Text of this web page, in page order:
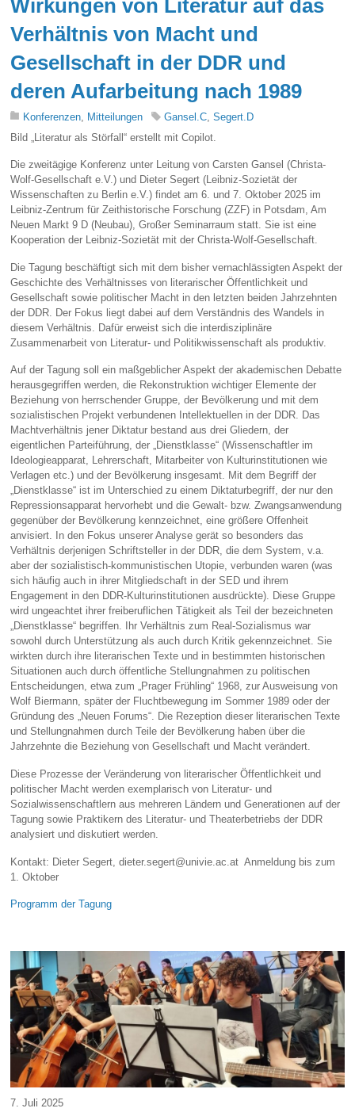
Wirkungen von Literatur auf das
Verhältnis von Macht und
Gesellschaft in der DDR und
deren Aufarbeitung nach 1989
Konferenzen Mitteilungen Gansel.C ,Segert.D
Bild „Literatur als Störfall“ erstellt mit Copilot.
Die zweitägige Konferenz unter Leitung von Carsten Gansel (Christa-
Wolf-Gesellschaft e.V.) und Dieter Segert (Leibniz-Sozietät der
Wissenschaften zu Berlin e.V.) findet am 6. und 7. Oktober 2025 im
Leibniz-Zentrum für Zeithistorische Forschung (ZZF) in Potsdam, Am
Neuen Markt 9 D (Neubau), Großer Seminarraum statt. Sie ist eine
Kooperation der Leibniz-Sozietät mit der Christa-Wolf-Gesellschaft.
Die Tagung beschäftigt sich mit dem bisher vernachlässigten Aspekt der
Geschichte des Verhältnisses von literarischer Öffentlichkeit und
Gesellschaft sowie politischer Macht in den letzten beiden Jahrzehnten
der DDR. Der Fokus liegt dabei auf dem Verständnis des Wandels in
diesem Verhältnis. Dafür erweist sich die interdisziplinäre
Zusammenarbeit von Literatur- und Politikwissenschaft als produktiv.
Auf der Tagung soll ein maßgeblicher Aspekt der akademischen Debatte
herausgegriffen werden, die Rekonstruktion wichtiger Elemente der
Beziehung von herrschender Gruppe, der Bevölkerung und mit dem
sozialistischen Projekt verbundenen Intellektuellen in der DDR. Das
Machtverhältnis jener Diktatur bestand aus drei Gliedern, der
eigentlichen Parteiführung, der „Dienstklasse“ (Wissenschaftler im
Ideologieapparat, Lehrerschaft, Mitarbeiter von Kulturinstitutionen wie
Verlagen etc.) und der Bevölkerung insgesamt. Mit dem Begriff der
„Dienstklasse“ ist im Unterschied zu einem Diktaturbegriff, der nur den
Repressionsapparat hervorhebt und die Gewalt- bzw. Zwangsanwendung
gegenüber der Bevölkerung kennzeichnet, eine größere Offenheit
anvisiert. In den Fokus unserer Analyse gerät so besonders das
Verhältnis derjenigen Schriftsteller in der DDR, die dem System, v.a.
aber der sozialistisch-kommunistischen Utopie, verbunden waren (was
sich häufig auch in ihrer Mitgliedschaft in der SED und ihrem
Engagement in den DDR-Kulturinstitutionen ausdrückte). Diese Gruppe
wird ungeachtet ihrer freiberuflichen Tätigkeit als Teil der bezeichneten
„Dienstklasse“ begriffen. Ihr Verhältnis zum Real-Sozialismus war
sowohl durch Unterstützung als auch durch Kritik gekennzeichnet. Sie
wirkten durch ihre literarischen Texte und in bestimmten historischen
Situationen auch durch öffentliche Stellungnahmen zu politischen
Entscheidungen, etwa zum „Prager Frühling“ 1968, zur Ausweisung von
Wolf Biermann, später der Fluchtbewegung im Sommer 1989 oder der
Gründung des „Neuen Forums“. Die Rezeption dieser literarischen Texte
und Stellungnahmen durch Teile der Bevölkerung haben über die
Jahrzehnte die Beziehung von Gesellschaft und Macht verändert.
Diese Prozesse der Veränderung von literarischer Öffentlichkeit und
politischer Macht werden exemplarisch von Literatur- und
Sozialwissenschaftlern aus mehreren Ländern und Generationen auf der
Tagung sowie Praktikern des Literatur- und Theaterbetriebs der DDR
analysiert und diskutiert werden.
Kontakt: Dieter Segert, dieter.segert@univie.ac.at Anmeldung bis zum
1. Oktober
Programm der Tagung
7. Juli 2025